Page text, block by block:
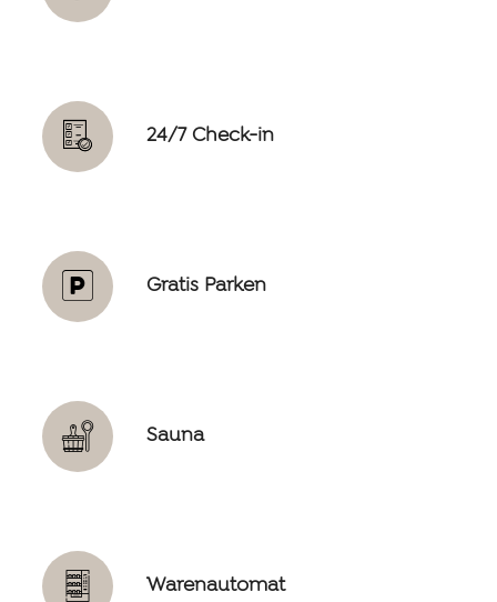
24/7 Check-in
Gratis Parken
Sauna
Warenautomat